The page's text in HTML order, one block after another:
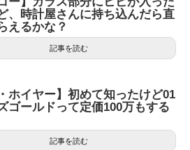
、時計屋さんに持ち込んだら直
えるかな？
記事を読む
ホイヤー】初めて知ったけど01
ゴールドって定価100万もする
記事を読む